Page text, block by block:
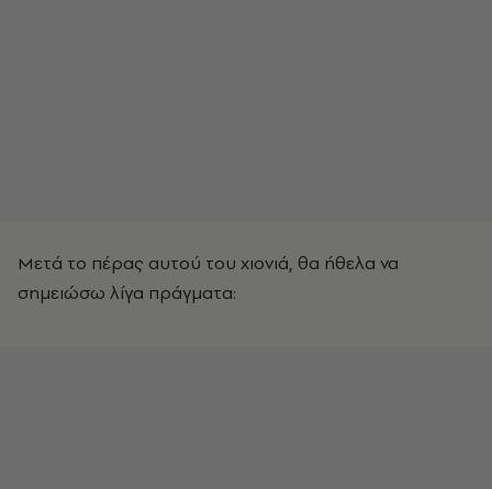
Μετά το πέρας αυτού του χιονιά, θα ήθελα να
σημειώσω λίγα πράγματα: